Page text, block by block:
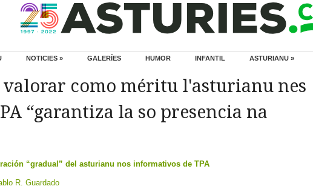
NOTICIES » GALERÍES HUMOR INFANTIL ASTURIANU »
valorar como méritu l'asturianu nes
“garantiza la so presencia na
“gradual” del asturianu nos informativos de TPA
R. Guardado